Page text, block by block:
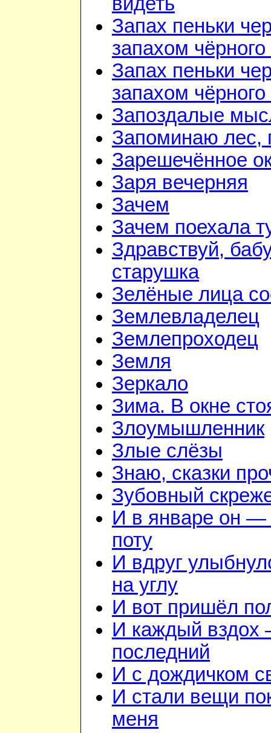
Запах пеньки
запахом
Запах пеньки
запахом
Запоздалые
Запоминаю лес,
Зарешечённое
Заря вечерняя
Зачем
Зачем поехала
Здравствуй,
старушка
Зелёные лица
Землевладелец
Землепроходец
Земля
Зеркало
Зима. В окне
Злоумышленник
Злые слёзы
Знаю, сказки
Зубовный
И в январе он —
поту
И вдруг
на углу
И вот пришёл
И каждый вздох
последний
И с дождичком
И стали вещи
меня